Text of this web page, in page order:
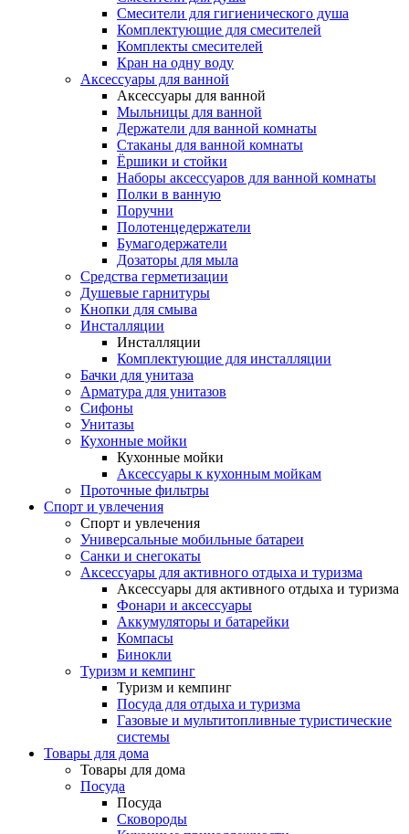
Смесители для гигиенического душа
Комплектующие для смесителей
Комплекты смесителей
Кран на одну воду
Аксессуары для ванной
Аксессуары для ванной
Мыльницы для ванной
Держатели для ванной комнаты
Стаканы для ванной комнаты
Ёршики и стойки
Наборы аксессуаров для ванной комнаты
Полки в ванную
Поручни
Полотенцедержатели
Бумагодержатели
Дозаторы для мыла
Средства герметизации
Душевые гарнитуры
Кнопки для смыва
Инсталляции
Инсталляции
Комплектующие для инсталляции
Бачки для унитаза
Арматура для унитазов
Сифоны
Унитазы
Кухонные мойки
Кухонные мойки
Аксессуары к кухонным мойкам
Проточные фильтры
Спорт и увлечения
Спорт и увлечения
Универсальные мобильные батареи
Санки и снегокаты
Аксессуары для активного отдыха и туризма
Аксессуары для активного отдыха и туризма
Фонари и аксессуары
Аккумуляторы и батарейки
Компасы
Бинокли
Туризм и кемпинг
Туризм и кемпинг
Посуда для отдыха и туризма
Газовые и мультитопливные туристические
системы
Товары для дома
Товары для дома
Посуда
Посуда
Сковороды